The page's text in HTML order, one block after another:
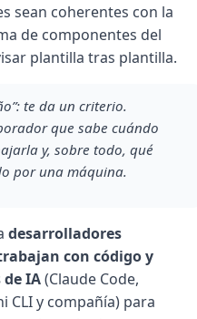
sean coherentes con la
de componentes del
plantilla tras plantilla.
te da un criterio.
que sabe cuándo
y, sobre todo, qué
por una máquina.
desarrolladores
con código y
IA(Claude Code,
CLI y compañía) para